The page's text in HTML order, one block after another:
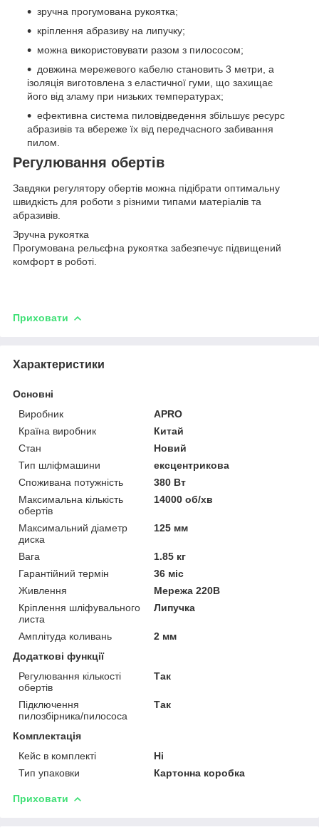
зручна прогумована рукоятка;
кріплення абразиву на липучку;
можна використовувати разом з пилососом;
довжина мережевого кабелю становить 3 метри, а
ізоляція виготовлена з еластичної гуми, що захищає
його від зламу при низьких температурах;
ефективна система пиловідведення збільшує ресурс
абразивів та вбереже їх від передчасного забивання
пилом.
Регулювання обертів
Завдяки регулятору обертів можна підібрати оптимальну
швидкість для роботи з різними типами матеріалів та
абразивів.
Зручна рукоятка
Прогумована рельєфна рукоятка забезпечує підвищений
комфорт в роботі.
Приховати
Характеристики
Основні
Виробник
APRO
Країна виробник
Китай
Стан
Новий
Тип шліфмашини
ексцентрикова
Споживана потужність
380 Вт
Максимальна кількість
обертів
14000 об/хв
Максимальний діаметр
диска
125 мм
Вага
1.85 кг
Гарантійний термін
36 міс
Живлення
Мережа 220В
Кріплення шліфувального
листа
Липучка
Амплітуда коливань
2 мм
Додаткові функції
Регулювання кількості
обертів
Так
Підключення
пилозбірника/пилососа
Так
Комплектація
Кейс в комплекті
Ні
Тип упаковки
Картонна коробка
Приховати